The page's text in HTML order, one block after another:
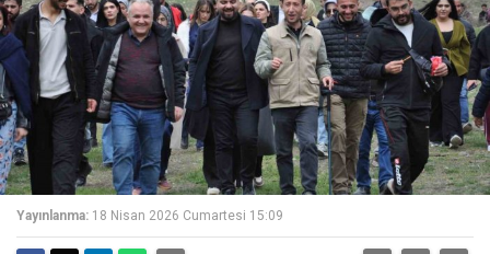
Yayınlanma: 18 Nisan 2026 Cumartesi 15:09